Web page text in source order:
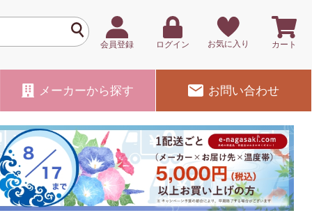
会員登録 ログイン お気に入り カート
メーカーから探す お問い合わせ